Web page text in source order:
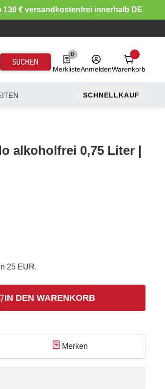
130 € versandkostenfrei innerhalb DE
SUCHEN
0
0 Produkte in der Liste
MerklisteAnmeldenWarenkorb
SCHNELLKAUF
alkoholfrei 0,75 Liter |
25 EUR.
IN DEN WARENKORB
Merken